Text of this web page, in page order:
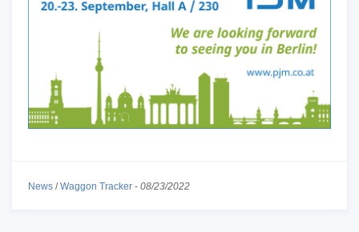
News /Waggon Tracker - 08/23/2022